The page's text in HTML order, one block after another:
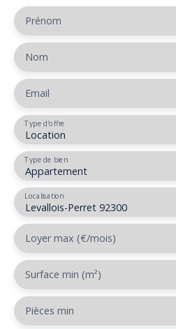
Prénom
Nom
Email
Location
Type d'offre
Appartement
Type de bien
Levallois-Perret 92300
Localisation
Loyer max (€/mois)
Surface min (m²)
Pièces min